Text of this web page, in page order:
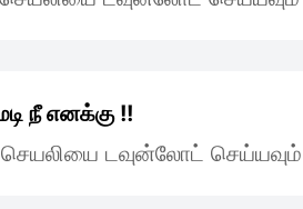
நீ எனக்கு !!
டவுன்லோட் செய்யவும்